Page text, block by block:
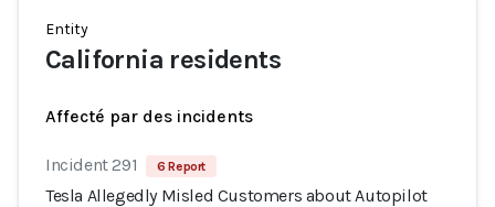
Entity
California residents
Affecté par des incidents
Incident 291 6 Report
Tesla Allegedly Misled Customers about Autopilot